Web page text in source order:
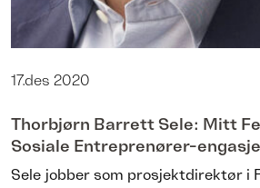
17.des 2020
Thorbjørn Barrett Sele: Mitt
Sosiale Entreprenører-
Sele jobber som prosjektdirektør i